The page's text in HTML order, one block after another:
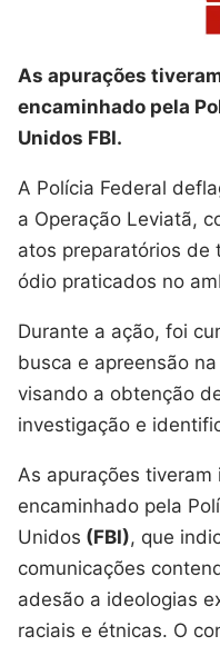
As apurações
encaminhado pela
Unidos FBI.
A Polícia Federal
a Operação Leviatã,
atos preparatórios de
ódio praticados no
Durante a ação, foi
busca e apreensão
visando a obtenção
investigação e
As apurações
encaminhado pela
Unidos (FBI), que
comunicações
adesão a ideologias
raciais e étnicas. O